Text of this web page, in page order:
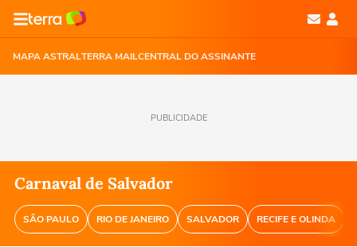
MAPA ASTRALTERRA MAILCENTRAL DO ASSINANTE
PUBLICIDADE
Carnaval de Salvador
SÃO PAULO RIO DE JANEIRO SALVADOR RECIFE E OLINDA